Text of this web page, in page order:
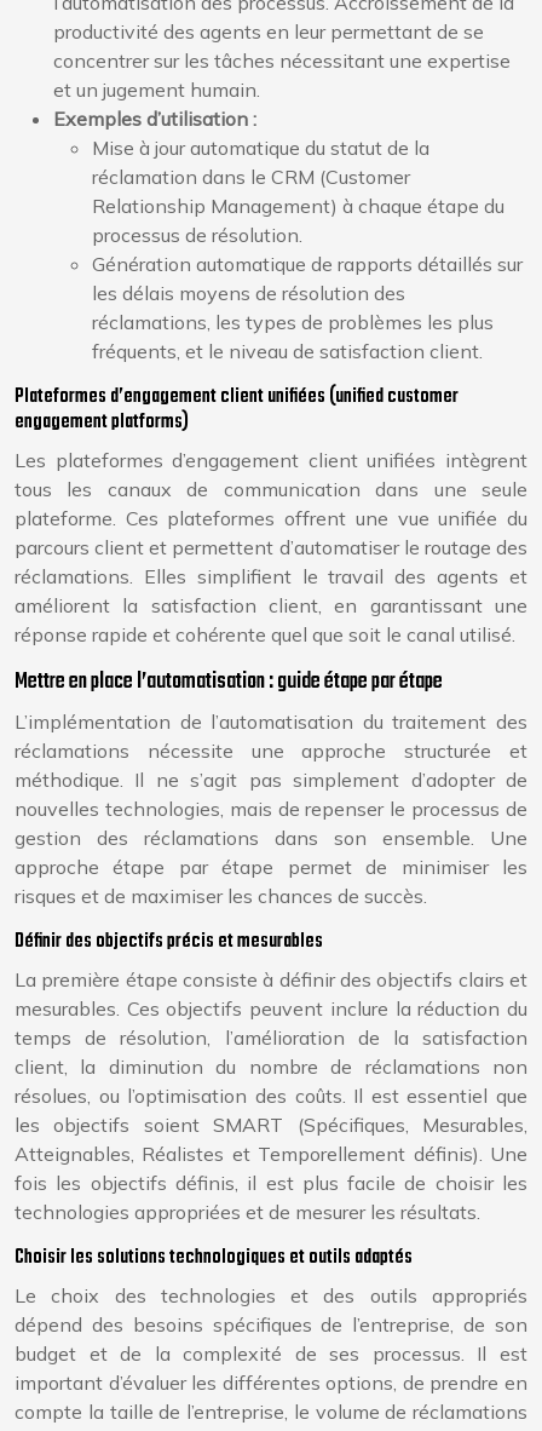
productivité des agents en leur permettant de se
concentrer sur les tâches nécessitant une expertise
et un jugement humain.
Exemples d’utilisation :
Mise à jour automatique du statut de la
réclamation dans le CRM (Customer
Relationship Management) à chaque étape du
processus de résolution.
Génération automatique de rapports détaillés sur
les délais moyens de résolution des
réclamations, les types de problèmes les plus
fréquents, et le niveau de satisfaction client.
Plateformes d’engagement client unifiées (unified customer
engagement platforms)
Les plateformes d’engagement client unifiées intègrent
tous les canaux de communication dans une seule
plateforme. Ces plateformes offrent une vue unifiée du
parcours client et permettent d’automatiser le routage des
réclamations. Elles simplifient le travail des agents et
améliorent la satisfaction client, en garantissant une
réponse rapide et cohérente quel que soit le canal utilisé.
Mettre en place l’automatisation : guide étape par étape
L’implémentation de l’automatisation du traitement des
réclamations nécessite une approche structurée et
méthodique. Il ne s’agit pas simplement d’adopter de
nouvelles technologies, mais de repenser le processus de
gestion des réclamations dans son ensemble. Une
approche étape par étape permet de minimiser les
risques et de maximiser les chances de succès.
Définir des objectifs précis et mesurables
La première étape consiste à définir des objectifs clairs et
mesurables. Ces objectifs peuvent inclure la réduction du
temps de résolution, l’amélioration de la satisfaction
client, la diminution du nombre de réclamations non
résolues, ou l’optimisation des coûts. Il est essentiel que
les objectifs soient SMART (Spécifiques, Mesurables,
Atteignables, Réalistes et Temporellement définis). Une
fois les objectifs définis, il est plus facile de choisir les
technologies appropriées et de mesurer les résultats.
Choisir les solutions technologiques et outils adaptés
Le choix des technologies et des outils appropriés
dépend des besoins spécifiques de l’entreprise, de son
budget et de la complexité de ses processus. Il est
important d’évaluer les différentes options, de prendre en
compte la taille de l’entreprise, le volume de réclamations